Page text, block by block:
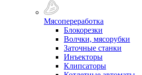
Мясопереработка
Блокорезки
Волчки, мясорубки
Заточные станки
Инъекторы
Клипсаторы